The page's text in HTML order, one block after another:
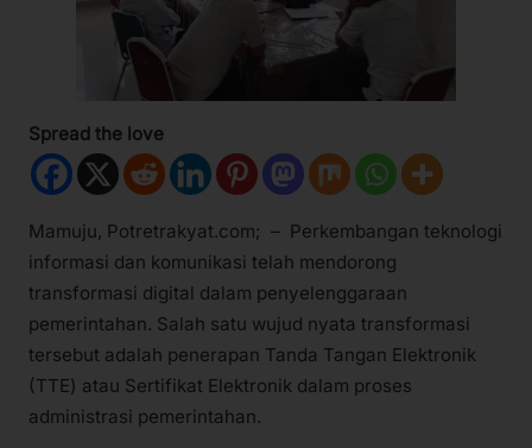
Spread the love
Mamuju, Potretrakyat.com; – Perkembangan teknologi
informasi dan komunikasi telah mendorong
transformasi digital dalam penyelenggaraan
pemerintahan. Salah satu wujud nyata transformasi
tersebut adalah penerapan Tanda Tangan Elektronik
(TTE) atau Sertifikat Elektronik dalam proses
administrasi pemerintahan.